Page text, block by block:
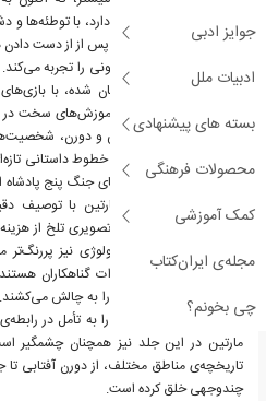
جوایز ادبی
ادبیات ملل
بسته های پیشنهادی
محصولات فرهنگی
کمک آموزشی
مجله‌ی ایران‌کتاب
چی بخونم؟
لندینگ قدرت را در دست دارد، با توطئه‌ها
می‌کند. جیمی لنیستر، که پس از از دست
است، سفری درونی و بیرونی را تجربه
آلیین استون در ویل پنهان شده، با
استارک نیز، در براووس، آموزش‌های سخت
همین حال، در جزایر آهن و دورن،
مارتل معرفی می‌شوند که خطوط داستانی
این رمان، تمرکز بر پیامدهای جنگ پنج
ویران و خسته است. مارتین با توصیف
خاندان‌های ازهم‌پاشیده، تصویری تلخ از
میان، نقش دین و ایدئولوژی نیز پررنگ‌تر
اصلاحات مذهبی و مجازات گناهکاران
تبدیل می‌شوند و سرسی را به چالش
اضافه می‌کنند و خواننده را به تأمل در
مارتین در این جلد نیز همچنان چشمگیر
تاریخچه‌ی مناطق مختلف، از دورن آفتابی
چندوجهی خلق کرده است.